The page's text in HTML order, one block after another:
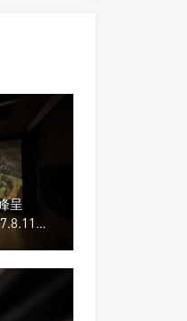
呈
声